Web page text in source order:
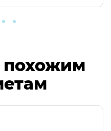
похожим